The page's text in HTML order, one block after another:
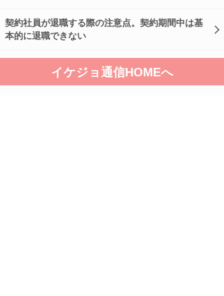
契約社員が退職する際の注意点。契約期間中は基
本的に退職できない
イケジョ通信HOMEへ